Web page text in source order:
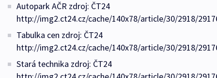
Autopark AČR zdroj: ČT24
http://img2.ct24.cz/cache/140x78/article/30/2918/
Tabulka cen zdroj: ČT24
http://img2.ct24.cz/cache/140x78/article/30/2918/
Stará technika zdroj: ČT24